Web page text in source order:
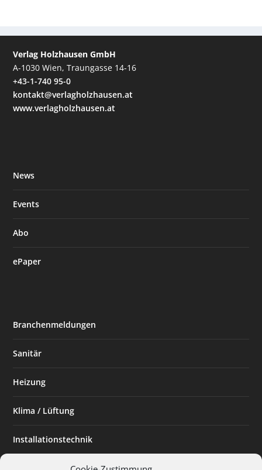
Verlag Holzhausen GmbH
A-1030 Wien, Traungasse 14-16
+43-1-740 95-0
kontakt@verlagholzhausen.at
www.verlagholzhausen.at
News
Events
Abo
ePaper
Branchenmeldungen
Sanitär
Heizung
Klima / Lüftung
Installationstechnik